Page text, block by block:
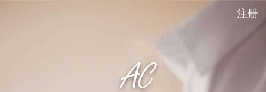
注册